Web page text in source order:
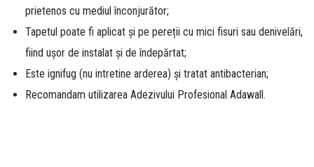
prietenos cu mediul înconjurător;
Tapetul poate fi aplicat și pe pereții cu mici fisuri sau denivelări,
fiind ușor de instalat și de îndepărtat;
Este ignifug (nu intretine arderea) și tratat antibacterian;
Recomandam utilizarea Adezivului Profesional Adawall.